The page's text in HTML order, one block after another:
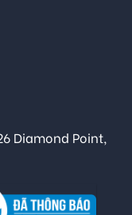
Diamond Point,